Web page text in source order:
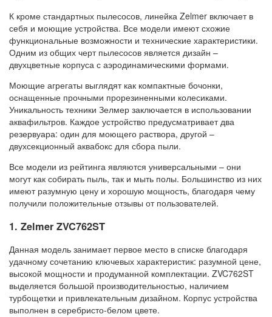
К кроме стандартных пылесосов, линейка Zelmer включает в
себя и моющие устройства. Все модели имеют схожие
функциональные возможности и технические характеристики.
Одним из общих черт пылесосов является дизайн –
двухцветные корпуса с аэродинамическими формами.
Моющие агрегаты выглядят как компактные бочонки,
оснащенные прочными прорезиненными колесиками.
Уникальность техники Зелмер заключается в использовании
аквафильтров. Каждое устройство предусматривает два
резервуара: один для моющего раствора, другой –
двухсекционный аквабокс для сбора пыли.
Все модели из рейтинга являются универсальными – они
могут как собирать пыль, так и мыть полы. Большинство из них
имеют разумную цену и хорошую мощность, благодаря чему
получили положительные отзывы от пользователей.
1. Zelmer ZVC762ST
Данная модель занимает первое место в списке благодаря
удачному сочетанию ключевых характеристик: разумной цене,
высокой мощности и продуманной комплектации. ZVC762ST
выделяется большой производительностью, наличием
турбощетки и привлекательным дизайном. Корпус устройства
выполнен в серебристо-белом цвете.